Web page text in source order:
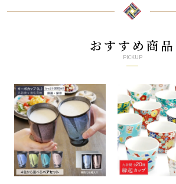
おすすめ商品
PICKUP